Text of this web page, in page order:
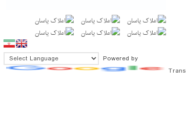
Powered by